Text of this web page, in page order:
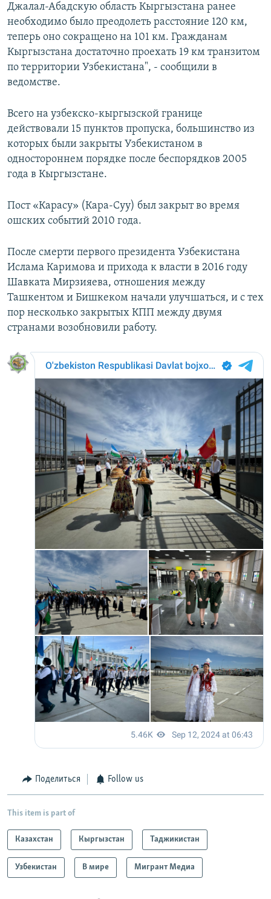
Джалал-Абадскую область Кыргызстана ранее
необходимо было преодолеть расстояние 120 км,
теперь оно сокращено на 101 км. Гражданам
Кыргызстана достаточно проехать 19 км транзитом
по территории Узбекистана", - сообщили в
ведомстве.
Всего на узбекско-кыргызской границе
действовали 15 пунктов пропуска, большинство из
которых были закрыты Узбекистаном в
одностороннем порядке после беспорядков 2005
года в Кыргызстане.
Пост «Карасу» (Кара-Суу) был закрыт во время
ошских событий 2010 года.
После смерти первого президента Узбекистана
Ислама Каримова и прихода к власти в 2016 году
Шавката Мирзияева, отношения между
Ташкентом и Бишкеком начали улучшаться, и с тех
пор несколько закрытых КПП между двумя
странами возобновили работу.
Поделиться Follow us
This item is part of
Казахстан Кыргызстан Таджикистан
Узбекистан В мире Мигрант Медиа